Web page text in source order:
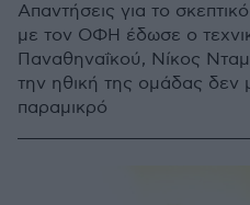
Απαντήσεις για το
με τον ΟΦΗ έδωσε ο
Παναθηναΐκού, Νίκος
την ηθική της ομάδας δεν
παραμικρό